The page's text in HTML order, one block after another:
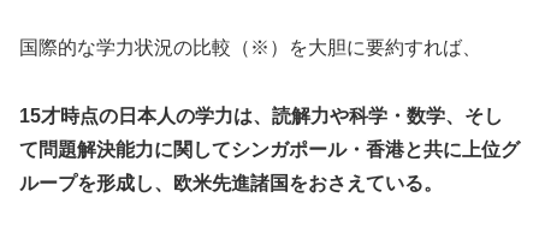
国際的な学力状況の比較（※）を大胆に要約すれば、
15才時点の日本人の学力は、読解力や科学・数学、そし
て問題解決能力に関してシンガポール・香港と共に上位グ
ループを形成し、欧米先進諸国をおさえている。